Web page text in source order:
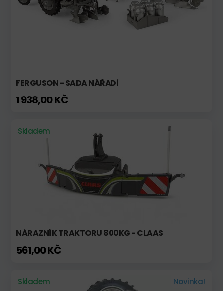
FERGUSON - SADA NÁŘADÍ
1 938,00 KČ
Skladem
NÁRAZNÍK TRAKTORU 800KG - CLAAS
561,00 KČ
Skladem Novinka!